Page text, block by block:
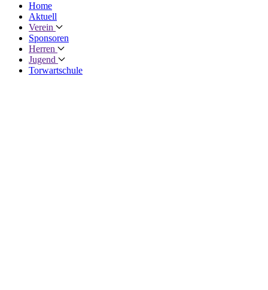
Home
Aktuell
Verein
Sponsoren
Herren
Jugend
Torwartschule